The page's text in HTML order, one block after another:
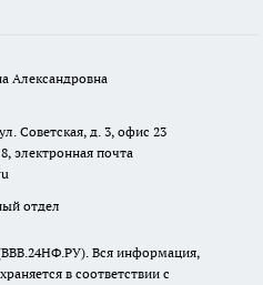
Александровна
Советская, д. 3, офис 23
электронная почта
отдел
Вся информация,
в соответствии с